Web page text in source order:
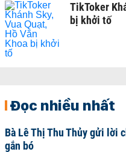
TikToker
bị khởi tố
Đọc nhiều nhất
Bà Lê Thị Thu Thủy gửi lời
gắn bó